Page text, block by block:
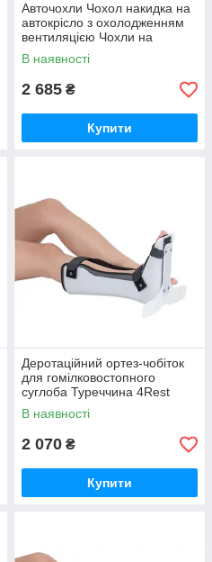
Авточохли Чохол накидка на
автокрісло з охолодженням
вентиляцією Чохли на
сидіння в авто
В наявності
2 685 ₴
Купити
Деротаційний ортез-чобіток
для гомілковостопного
суглоба Туреччина 4Rest
Orto Форест Орто білий
В наявності
2 070 ₴
Купити